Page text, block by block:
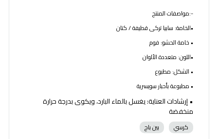
-:مواصفات المنتج
•الخامة: سابيا تركى قطيفة / كتان
• خامة الحشو: فوم
•اللون: متعددة الألوان
• الشكل: مطبوع
• مطبوعة بأحبار سويسرية
• إرشادات العناية: يغسل بالماء البارد، ويكوى بدرجة حرارة
منخفضة
كرسي بين باج